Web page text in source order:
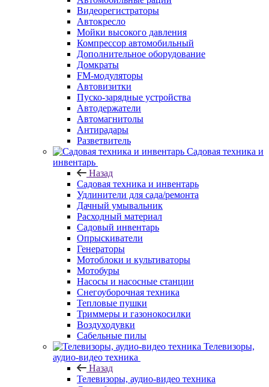
Видеорегистраторы
Автокресло
Мойки высокого давления
Компрессор автомобильный
Дополнительное оборудование
Домкраты
FM-модуляторы
Автовизитки
Пуско-зарядные устройства
Автодержатели
Автомагнитолы
Антирадары
Разветвитель
Садовая техника и
инвентарь
Назад
Садовая техника и инвентарь
Удлинители для сада/ремонта
Дачный умывальник
Расходный материал
Садовый инвентарь
Опрыскиватели
Генераторы
Мотоблоки и культиваторы
Мотобуры
Насосы и насосные станции
Снегоуборочная техника
Тепловые пушки
Триммеры и газонокосилки
Воздуходувки
Сабельные пилы
Телевизоры,
аудио-видео техника
Назад
Телевизоры, аудио-видео техника